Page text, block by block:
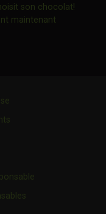
son chocolat!Ce lien
maintenant
une nouvelle fenêtre"
dans une nouvelle